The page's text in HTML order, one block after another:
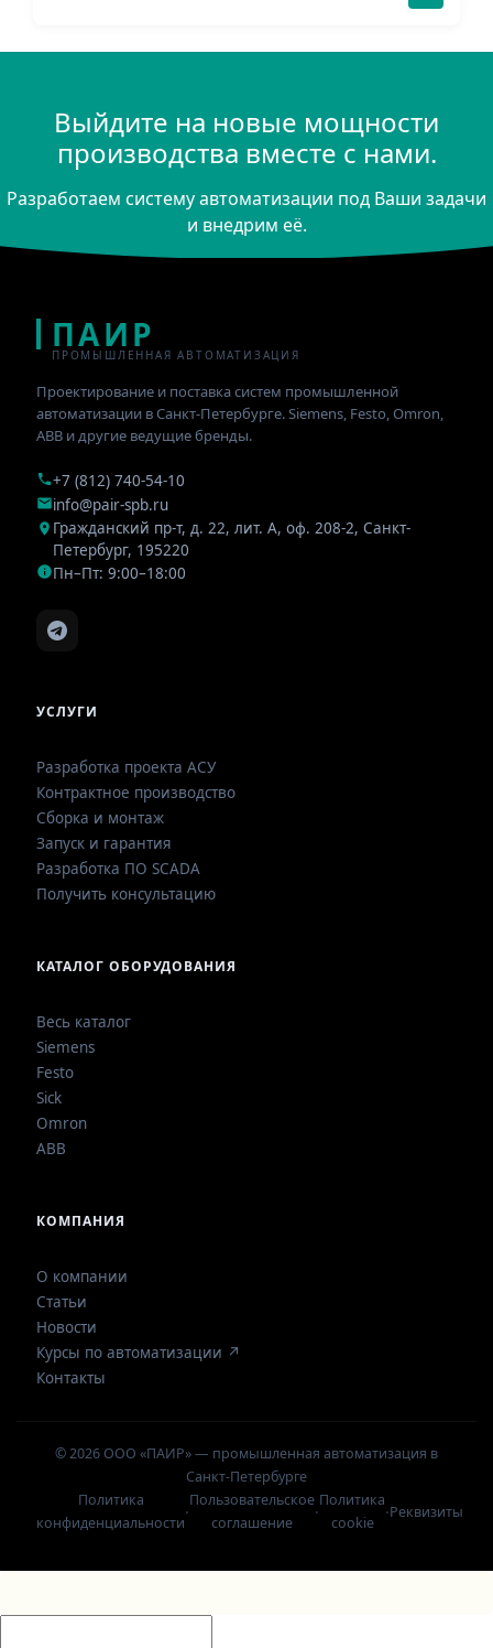
Выйдите на новые мощности
производства вместе с нами.
Разработаем систему автоматизации под Ваши задачи
и внедрим её.
ПАИР
ПРОМЫШЛЕННАЯ АВТОМАТИЗАЦИЯ
Проектирование и поставка систем промышленной
автоматизации в Санкт-Петербурге. Siemens, Festo, Omron,
ABB и другие ведущие бренды.
+7 (812) 740-54-10
info@pair-spb.ru
Гражданский пр-т, д. 22, лит. А, оф. 208-2, Санкт-
Петербург, 195220
Пн–Пт: 9:00–18:00
УСЛУГИ
Разработка проекта АСУ
Контрактное производство
Сборка и монтаж
Запуск и гарантия
Разработка ПО SCADA
Получить консультацию
КАТАЛОГ ОБОРУДОВАНИЯ
Весь каталог
Siemens
Festo
Sick
Omron
ABB
КОМПАНИЯ
О компании
Статьи
Новости
Курсы по автоматизации ↗
Контакты
© 2026 ООО «ПАИР» — промышленная автоматизация в
Санкт-Петербурге
Политика
конфиденциальности
·
Пользовательское
соглашение
·
Политика
cookie
·Реквизиты